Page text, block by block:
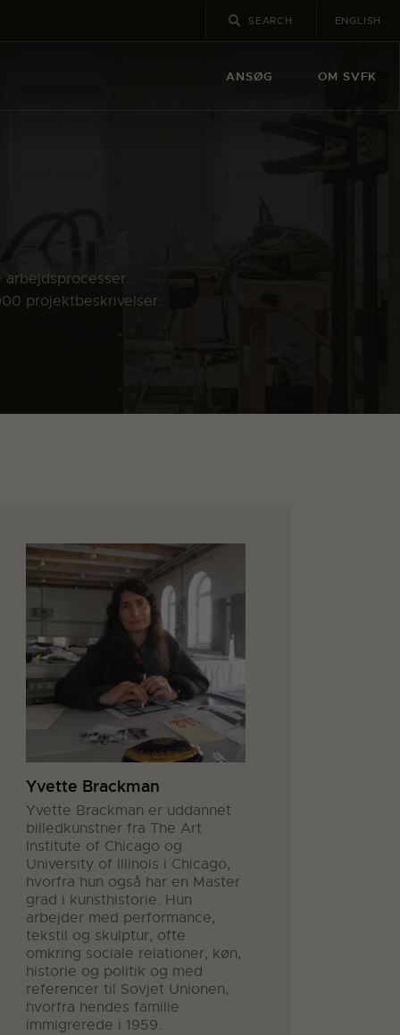
ENGLISH
ANSØG OM SVFK
projektbeskrivelser.
Yvette Brackman
Yvette Brackman er uddannet
billedkunstner fra The Art
Institute of Chicago og
University of Illinois i Chicago,
hvorfra hun også har en Master
grad i kunsthistorie. Hun
arbejder med performance,
tekstil og skulptur, ofte
omkring sociale relationer, køn,
historie og politik og med
referencer til Sovjet Unionen,
hvorfra hendes familie
immigrerede i 1959.